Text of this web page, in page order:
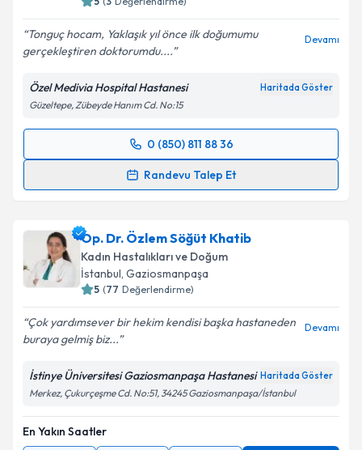
Tonguç hocam, Yaklaşık yıl önce ilk doğumumu
gerçekleştiren doktorumdu....
Devamı
Özel Medivia Hospital Hastanesi Haritada Göster
Güzeltepe, Zübeyde Hanım Cd. No:15
0 (850) 811 88 36
Randevu Talep Et
Randevu Takvimi Talebi
takvim hazırlandığında e-posta ile bilgilendireceğiz.
E-posta Adresiniz
Kişisel verilerimin işlenmesine ilişkin
kapsamda işlenmesini kabul ediyorum.
Op. Dr. Özlem Söğüt Khatib
Kadın Hastalıkları ve Doğum
İstanbul, Gaziosmanpaşa
5 (77 Değerlendirme)
Çok yardımsever bir hekim kendisi başka hastaneden
buraya gelmiş biz...
Devamı
İstinye Üniversitesi Gaziosmanpaşa Hastanesi Haritada Göster
Merkez, Çukurçeşme Cd. No:51, 34245 Gaziosmanpaşa/İstanbul
En Yakın Saatler